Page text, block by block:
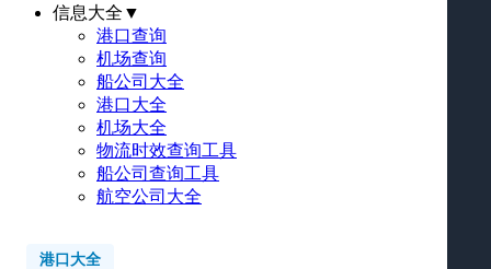
信息大全 ▼
港口查询
机场查询
船公司大全
港口大全
机场大全
物流时效查询工具
船公司查询工具
航空公司大全
港口大全